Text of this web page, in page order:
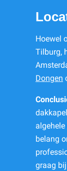
Hoewel
Tilburg,
Dongen
belang
graag